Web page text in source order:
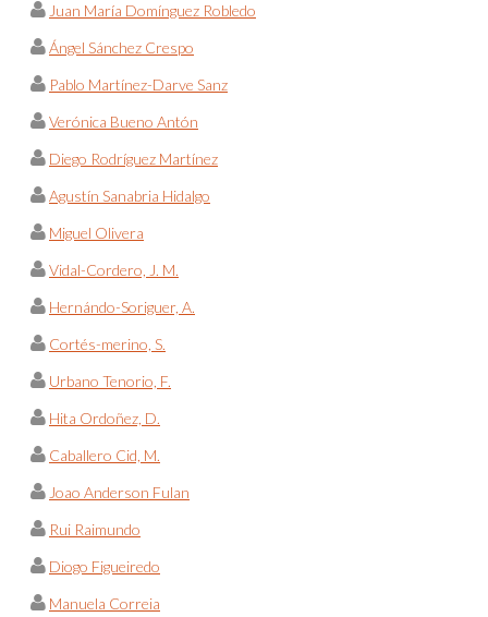
Juan María Domínguez Robledo
Ángel Sánchez Crespo
Pablo Martínez-Darve Sanz
Verónica Bueno Antón
Diego Rodríguez Martínez
Agustín Sanabria Hidalgo
Miguel Olivera
Vidal-Cordero, J. M.
Hernándo-Soriguer, A.
Cortés-merino, S.
Urbano Tenorio, F.
Hita Ordoñez, D.
Caballero Cid, M.
Joao Anderson Fulan
Rui Raimundo
Diogo Figueiredo
Manuela Correia